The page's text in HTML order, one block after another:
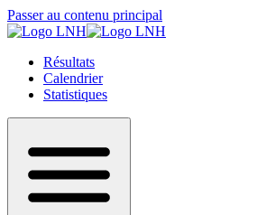
Passer au contenu principal
Résultats
Calendrier
Statistiques